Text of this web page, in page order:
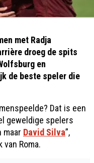
met Radja
droeg de spits
en
de beste speler die
Dat is een
geweldige spelers
maar David Silva”,
Roma.